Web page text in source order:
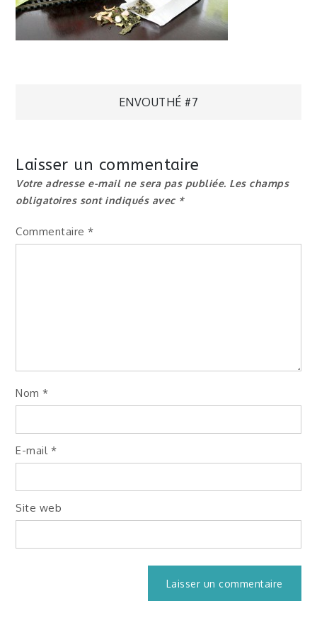
Navigation
l’article
ENVOUTHÉ #7
Laisser un commentaire
Votre adresse e-mail ne sera pas publiée. Les champs
obligatoires sont indiqués avec *
Commentaire*
Nom*
E-mail *
Site web